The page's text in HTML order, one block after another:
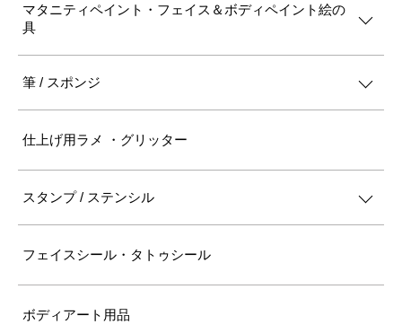
マタニティペイント・フェイス＆ボディペイント絵の
具
筆 / スポンジ
仕上げ用ラメ ・グリッター
スタンプ / ステンシル
フェイスシール・タトゥシール
ボディアート用品